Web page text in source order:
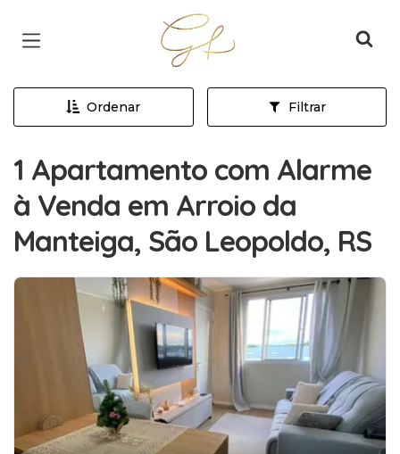
Página inicial
Ordenar Filtrar
1 Apartamento com Alarme
à Venda em Arroio da
Manteiga, São Leopoldo, RS